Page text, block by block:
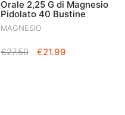
Orale 2,25 G di Magnesio
Pidolato 40 Bustine
MAGNESIO
€27.50
IL
€21.99